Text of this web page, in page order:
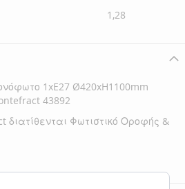
1,28
1xE27 Ø420xH1100mm
43892
διατίθενται Φωτιστικό Οροφής &